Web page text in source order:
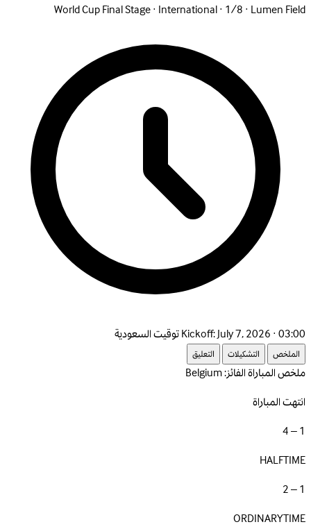
World Cup Final Stage· International· 1/8· Lumen Field
Kickoff:July 7, 2026 · 03:00 توقيت السعودية
الملخص التشكيلات التعليق
ملخص المباراةالفائز: Belgium
انتهت المباراة
1 – 4
HALFTIME
1 – 2
ORDINARYTIME